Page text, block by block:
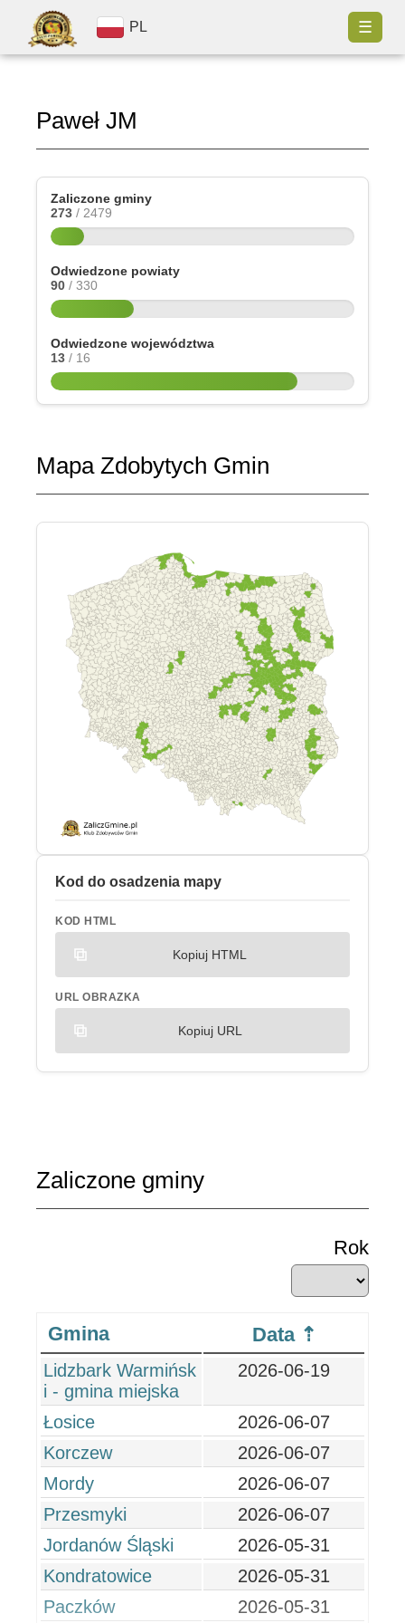
PL ☰
Paweł JM
Zaliczone gminy
273 / 2479
Odwiedzone powiaty
90 / 330
Odwiedzone województwa
13 / 16
Mapa Zdobytych Gmin
Kod do osadzenia mapy
KOD HTML
Kopiuj HTML
URL OBRAZKA
Kopiuj URL
Zaliczone gminy
Rok
Gmina Data
Lidzbark Warmińsk
i - gmina miejska
2026-06-19
Łosice
2026-06-07
Korczew
2026-06-07
Mordy
2026-06-07
Przesmyki
2026-06-07
Jordanów Śląski
2026-05-31
Kondratowice
2026-05-31
Paczków
2026-05-31